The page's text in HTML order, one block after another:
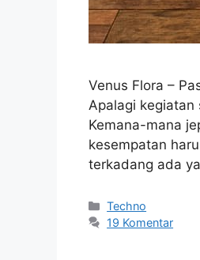
Venus Flora –
Apalagi kegiatan
Kemana-mana
kesempatan
terkadang ada
Kategori
Techno
19 Komentar